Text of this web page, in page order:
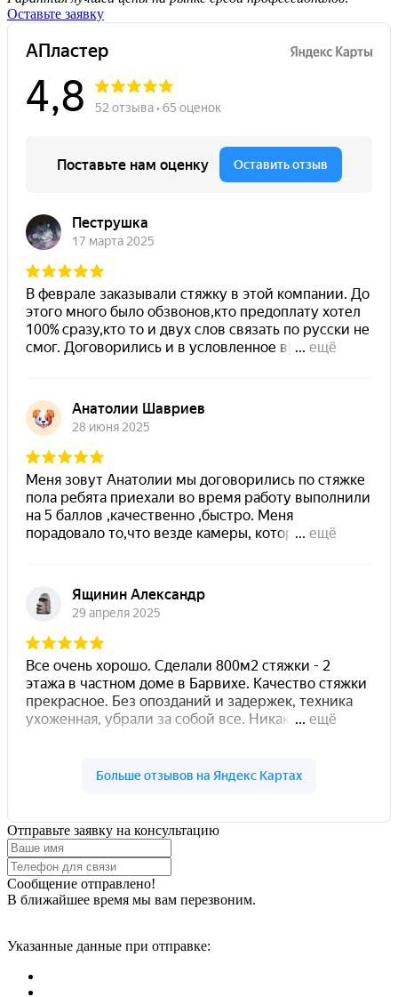
Оставьте заявку
Отправьте заявку на консультацию
Сообщение отправлено!
В ближайшее время мы вам перезвоним.
Указанные данные при отправке: